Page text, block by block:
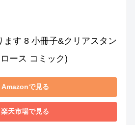
ます 8 小冊子&クリアスタン
ース コミック)
Amazonで見る
楽天市場で見る